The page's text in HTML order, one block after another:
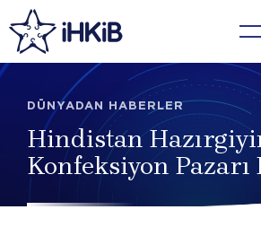
DÜNYADAN HABERLER
Hindistan
Konfeksiyon Pazarı